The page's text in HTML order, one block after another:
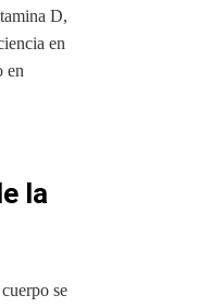
D,
en
en
la
se